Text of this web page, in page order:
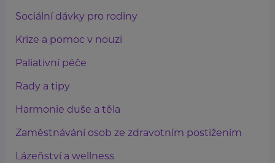
Sociální dávky pro rodiny
Krize a pomoc v nouzi
Paliativní péče
Rady a tipy
Harmonie duše a těla
Zaměstnávání osob ze zdravotním postižením
Lázeňství a wellness